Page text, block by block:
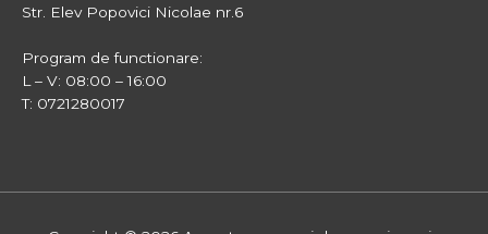
Str. Elev Popovici Nicolae nr.6
Program de functionare:
L – V: 08:00 – 16:00
T: 0721280017